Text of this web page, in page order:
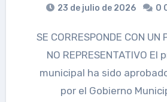
23 de julio de 2026 0
SE CORRESPONDE CON UN PRESUPUESTO
NO REPRESENTATIVO
municipal ha sido
por el Gobierno